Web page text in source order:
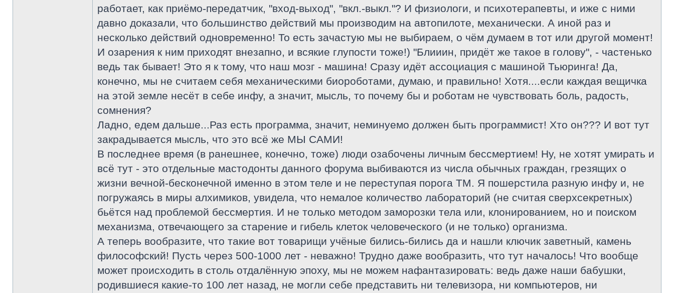
работает, как приёмо-передатчик, "вход-выход", "вкл.-выкл."? И физиологи, и психотерапевты, и иже с ними
давно доказали, что большинство действий мы производим на автопилоте, механически. А иной раз и
несколько действий одновременно! То есть зачастую мы не выбираем, о чём думаем в тот или другой момент!
И озарения к ним приходят внезапно, и всякие глупости тоже!) "Блииин, придёт же такое в голову", - частенько
ведь так бывает! Это я к тому, что наш мозг - машина! Сразу идёт ассоциация с машиной Тьюринга! Да,
конечно, мы не считаем себя механическими биороботами, думаю, и правильно! Хотя....если каждая вещичка
на этой земле несёт в себе инфу, а значит, мысль, то почему бы и роботам не чувствовать боль, радость,
сомнения?
Ладно, едем дальше...Раз есть программа, значит, неминуемо должен быть программист! Хто он??? И вот тут
закрадывается мысль, что это всё же МЫ САМИ!
В последнее время (в ранешнее, конечно, тоже) люди озабочены личным бессмертием! Ну, не хотят умирать и
всё тут - это отдельные мастодонты данного форума выбиваются из числа обычных граждан, грезящих о
жизни вечной-бесконечной именно в этом теле и не переступая порога ТМ. Я пошерстила разную инфу и, не
погружаясь в миры алхимиков, увидела, что немалое количество лабораторий (не считая сверхсекретных)
бьётся над проблемой бессмертия. И не только методом заморозки тела или, клонированием, но и поиском
механизма, отвечающего за старение и гибель клеток человеческого (и не только) организма.
А теперь вообразите, что такие вот товарищи учёные бились-бились да и нашли ключик заветный, камень
философский! Пусть через 500-1000 лет - неважно! Трудно даже вообразить, что тут началось! Что вообще
может происходить в столь отдалённую эпоху, мы не можем нафантазировать: ведь даже наши бабушки,
родившиеся какие-то 100 лет назад, не могли себе представить ни телевизора, ни компьютеров, ни